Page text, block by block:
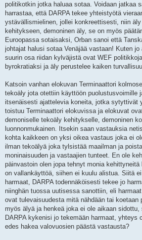
politikotkin jotka haluaa sotaa. Voidaan jatkaa
harrastaa, että DARPA tekee yhteistyötä
ystävällismielinen, jollei konkreettisesti, niin
kehitykseen, demoninen äly, se on myös
Euroopassa sotaisaksi, Orban sanoi että
johtajat halusi sotaa Venäjää vastaan! Kuten
suurin osa riidan kylväjistä ovat WEF
byrokratiaksi ja äly perustelee kaiken
Katsoin vanhan elokuvan Terminaattori
tekoäly jota otettiin käyttöön puolustusvoimille
itsenäisesti ajattelevia koneita, jotka sytyttivät
toistuu Terminaattori elokuvissa ja elokuvat
demoniselle tekoäly kehitykselle, demoninen
luonnonmukainen. Itsekin saan vastauksia
kohta kaikkeen on yksi oikea vastaus joka ei
ilman tekoälyä joka tylsistää maailman ja
moninaisuuden ja vastaajien tunteet. En ole
päinvastoin olen jopa tehnyt monia
on vallankäyttöä, siihen ei kuulu alistua. Siitä
harmaat, DARPA todennäköisesti tekee jo
niinghän tuossa uutisessa sanottiin, eli
ovat tulevaisuudesta mitä nähdään tai koetaan
myös älyä ja henkeä joka ei ole aikaan
DARPA kykenisi jo tekemään harmaat, yhteys
edes hakea valovuosien päästä vastausta?